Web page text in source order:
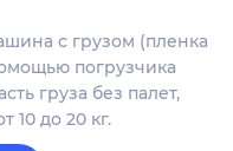
с грузом (пленка
погрузчика
груза без палет,
10 до 20 кг.